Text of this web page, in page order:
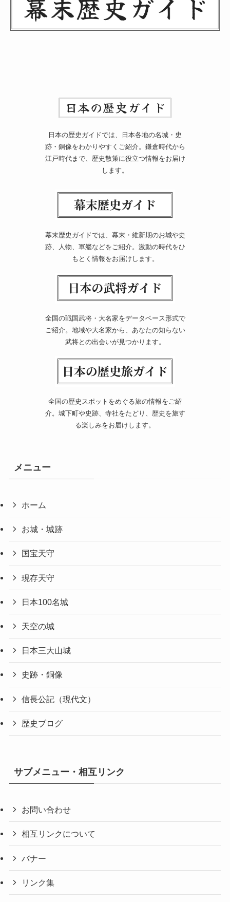
日本の歴史ガイドでは、日本各地の名城・史
跡・銅像をわかりやすくご紹介。鎌倉時代から
江戸時代まで、歴史散策に役立つ情報をお届け
します。
幕末歴史ガイドでは、幕末・維新期のお城や史
跡、人物、軍艦などをご紹介。激動の時代をひ
もとく情報をお届けします。
全国の戦国武将・大名家をデータベース形式で
ご紹介。地域や大名家から、あなたの知らない
武将との出会いが見つかります。
全国の歴史スポットをめぐる旅の情報をご紹
介。城下町や史跡、寺社をたどり、歴史を旅す
る楽しみをお届けします。
メニュー
ホーム
お城・城跡
国宝天守
現存天守
日本100名城
天空の城
日本三大山城
史跡・銅像
信長公記（現代文）
歴史ブログ
サブメニュー・相互リンク
お問い合わせ
相互リンクについて
バナー
リンク集